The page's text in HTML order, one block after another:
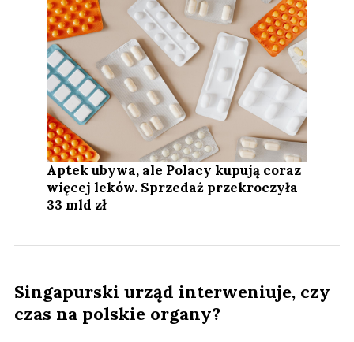
Aptek ubywa, ale Polacy kupują coraz
więcej leków. Sprzedaż przekroczyła
33 mld zł
Singapurski urząd interweniuje, czy
czas na polskie organy?